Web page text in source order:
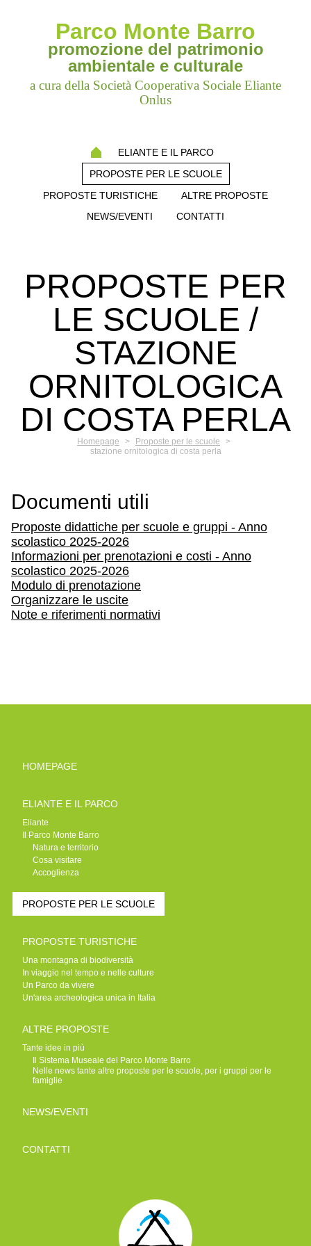
Parco Monte Barro
promozione del patrimonio
ambientale e culturale
a cura della Società Cooperativa Sociale Eliante
Onlus
ELIANTE E IL PARCO
PROPOSTE PER LE SCUOLE
PROPOSTE TURISTICHE
ALTRE PROPOSTE
NEWS/EVENTI
CONTATTI
PROPOSTE PER
LE SCUOLE /
STAZIONE
ORNITOLOGICA
DI COSTA PERLA
Homepage > Proposte per le scuole
>
stazione ornitologica di costa perla
Documenti utili
Proposte didattiche per scuole e gruppi - Anno
scolastico 2025-2026
Informazioni per prenotazioni e costi - Anno
scolastico 2025-2026
Modulo di prenotazione
Organizzare le uscite
Note e riferimenti normativi
HOMEPAGE
ELIANTE E IL PARCO
Eliante
Il Parco Monte Barro
Natura e territorio
Cosa visitare
Accoglienza
PROPOSTE PER LE SCUOLE
PROPOSTE TURISTICHE
Una montagna di biodiversità
In viaggio nel tempo e nelle culture
Un Parco da vivere
Un'area archeologica unica in Italia
ALTRE PROPOSTE
Tante idee in più
Il Sistema Museale del Parco Monte Barro
Nelle news tante altre proposte per le scuole, per i gruppi per le
famiglie
NEWS/EVENTI
CONTATTI